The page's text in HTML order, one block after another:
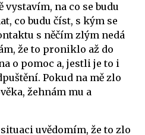
vystavím, na co se budu
co budu číst, s kým se
s něčím zlým nedá
že to proniklo až do
o pomoc a, jestli je to i
Pokud na mě zlo
žehnám mu a
uvědomím, že to zlo